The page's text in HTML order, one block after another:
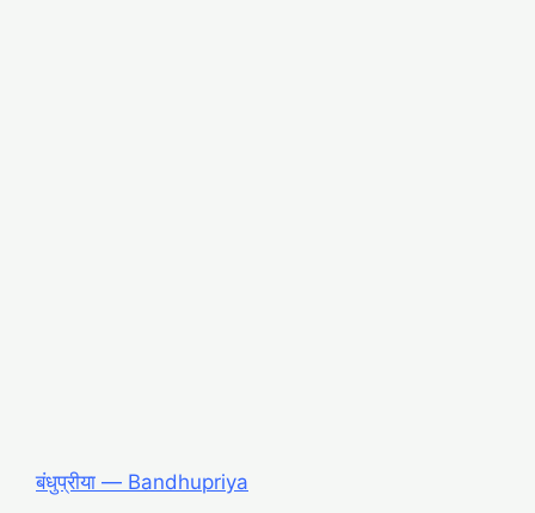
बंधुप्रीया ― Bandhupriya